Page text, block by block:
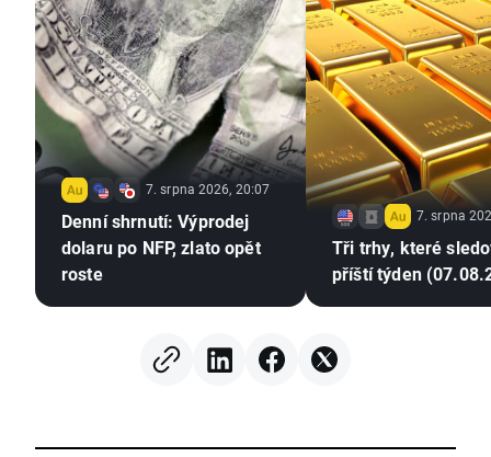
7. srpna 2026, 20:07
Denní shrnutí: Výprodej
dolaru po NFP, zlato opět
roste
7. srpna
Tři trhy, které
příští týden